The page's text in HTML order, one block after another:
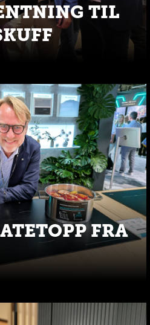
TIL
FRA